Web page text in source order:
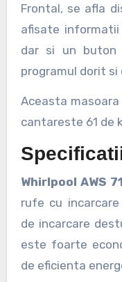
Frontal, se afla
afisate informatii
dar si un buton
programul dorit
Aceasta
cantareste 61 de
Whirlpool AWS
rufe cu
de incarcare
este foarte
de eficienta